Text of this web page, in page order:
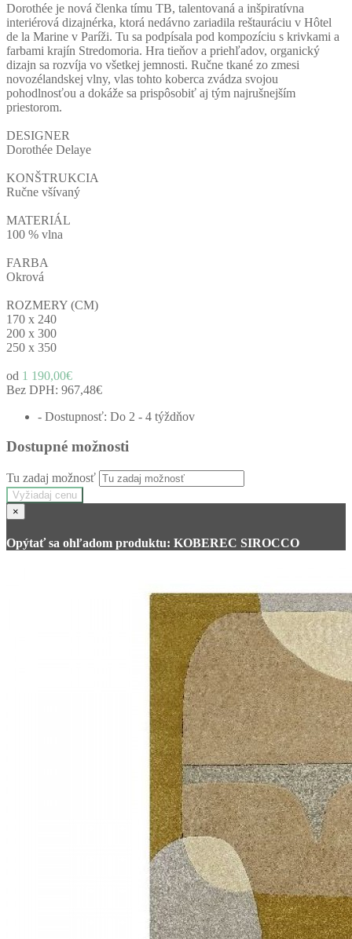
Dorothée je nová členka tímu TB, talentovaná a inšpiratívna
interiérová dizajnérka, ktorá nedávno zariadila reštauráciu v Hôtel
de la Marine v Paríži. Tu sa podpísala pod kompozíciu s krivkami a
farbami krajín Stredomoria. Hra tieňov a priehľadov, organický
dizajn sa rozvíja vo všetkej jemnosti. Ručne tkané zo zmesi
novozélandskej vlny, vlas tohto koberca zvádza svojou
pohodlnosťou a dokáže sa prispôsobiť aj tým najrušnejším
priestorom.
DESIGNER
Dorothée Delaye
KONŠTRUKCIA
Ručne všívaný
MATERIÁL
100 % vlna
FARBA
Okrová
ROZMERY (CM)
170 x 240
200 x 300
250 x 350
od 1 190,00€
Bez DPH: 967,48€
- Dostupnosť: Do 2 - 4 týždňov
Dostupné možnosti
Tu zadaj možnosť
Vyžiadaj cenu
×
Opýtať sa ohľadom produktu: KOBEREC SIROCCO